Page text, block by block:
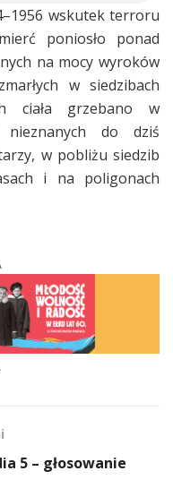
wskutek terroru
poniosło ponad
na mocy wyroków
w siedzibach
ciała grzebano w
do dziś
w pobliżu siedzib
i na poligonach
5 – głosowanie